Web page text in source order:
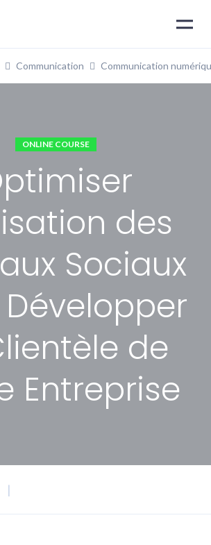
Communication Communication
ONLINE COURSE
des
Sociaux
de
Entreprise
|